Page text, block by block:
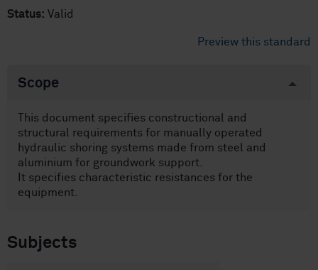
Status: Valid
Preview this standard
Scope
This document specifies constructional and
structural requirements for manually operated
hydraulic shoring systems made from steel and
aluminium for groundwork support.
It specifies characteristic resistances for the
equipment.
Subjects